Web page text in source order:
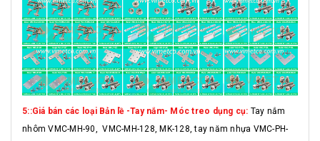
5::Giá bán các loại Bản lề -Tay nắm- Móc treo dụng cụ: Tay nắm
nhôm VMC-MH-90, VMC-MH-128, MK-128, tay năm nhựa VMC-PH-